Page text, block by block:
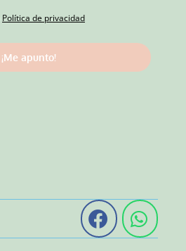
Política de privacidad
¡Me apunto!